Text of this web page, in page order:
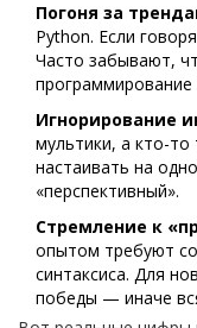
Погоня за
Python. Если
Часто забывают,
Игнорирование
мультики, а кто-
настаивать на
«перспективный».
Стремление к
опытом требуют
синтаксиса. Для
победы — иначе